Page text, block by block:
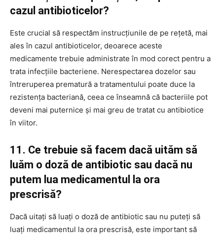
cazul antibioticelor?
Este crucial să respectăm instrucțiunile de pe rețetă, mai
ales în cazul antibioticelor, deoarece aceste
medicamente trebuie administrate în mod corect pentru a
trata infecțiile bacteriene. Nerespectarea dozelor sau
întreruperea prematură a tratamentului poate duce la
rezistența bacteriană, ceea ce înseamnă că bacteriile pot
deveni mai puternice și mai greu de tratat cu antibiotice
în viitor.
11. Ce trebuie să facem dacă uităm să
luăm o doză de antibiotic sau dacă nu
putem lua medicamentul la ora
prescrisă?
Dacă uitați să luați o doză de antibiotic sau nu puteți să
luați medicamentul la ora prescrisă, este important să